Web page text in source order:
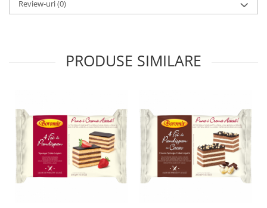
Covrigi de Buzau
Produse de gătit
Malai
Produse congelate
Panificatie congelata
Patiserie congelata
Pizza congelata
Review-uri(0)
PRODUSE SIMILARE